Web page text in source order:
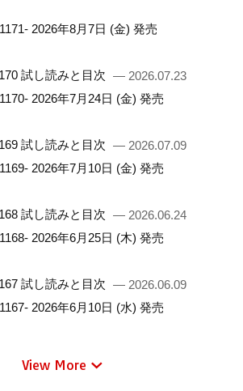
2026年8月7日 (金) 発売
試し読みと目次 — 2026.07.23
2026年7月24日 (金) 発売
試し読みと目次 — 2026.07.09
2026年7月10日 (金) 発売
試し読みと目次 — 2026.06.24
2026年6月25日 (木) 発売
試し読みと目次 — 2026.06.09
2026年6月10日 (水) 発売
View More